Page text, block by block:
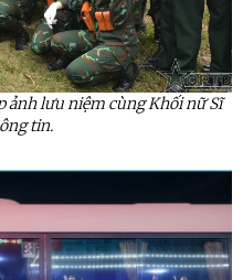
ảnh lưu niệm cùng Khối nữ Sĩ
tin.